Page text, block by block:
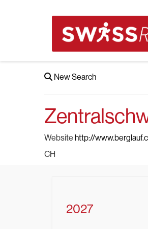
New Search
Website http://
CH
2027